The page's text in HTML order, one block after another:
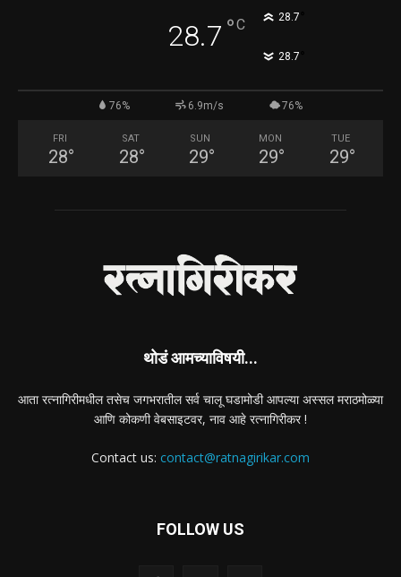
28.7 °C 28.7
28.7
76% 6.9m/s 76%
FRI
28°
SAT
28°
SUN
29°
MON
29°
TUE
29°
थोडं आमच्याविषयी...
आता रत्नागिरीमधील तसेच जगभरातील सर्व चालू घडामोडी आपल्या अस्सल मराठमोळ्या
आणि कोकणी वेबसाइटवर, नाव आहे रत्नागिरीकर !
Contact us: contact@ratnagirikar.com
FOLLOW US